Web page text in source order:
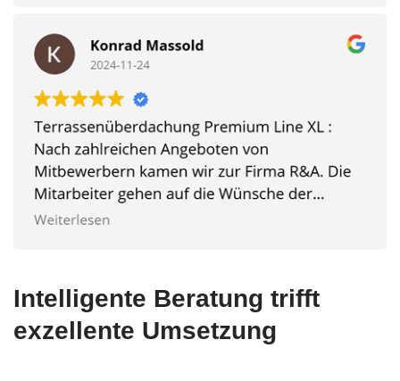
Intelligente Beratung trifft
exzellente Umsetzung